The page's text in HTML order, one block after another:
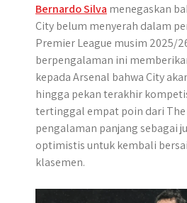
a
t
s
A
c
e
b
o
o
s
s
e
n
r
l
e
g
r
y
p
e
n
e
Bernardo Silva menegaskan
City belum menyerah dalam
Premier League musim 2025/
berpengalaman ini
kepada Arsenal bahwa City
hingga pekan terakhir
tertinggal empat poin dari The
pengalaman panjang sebagai
optimistis untuk kembali
klasemen.